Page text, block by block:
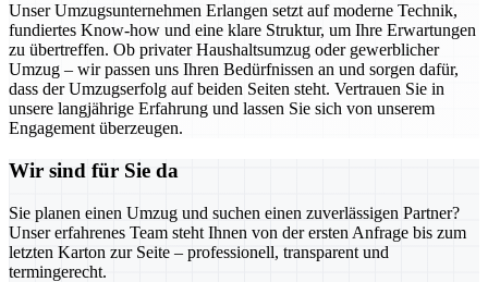
Unser Umzugsunternehmen Erlangen setzt auf moderne Technik,
fundiertes Know-how und eine klare Struktur, um Ihre Erwartungen
zu übertreffen. Ob privater Haushaltsumzug oder gewerblicher
Umzug – wir passen uns Ihren Bedürfnissen an und sorgen dafür,
dass der Umzugserfolg auf beiden Seiten steht. Vertrauen Sie in
unsere langjährige Erfahrung und lassen Sie sich von unserem
Engagement überzeugen.
Wir sind für Sie da
Sie planen einen Umzug und suchen einen zuverlässigen Partner?
Unser erfahrenes Team steht Ihnen von der ersten Anfrage bis zum
letzten Karton zur Seite – professionell, transparent und
termingerecht.